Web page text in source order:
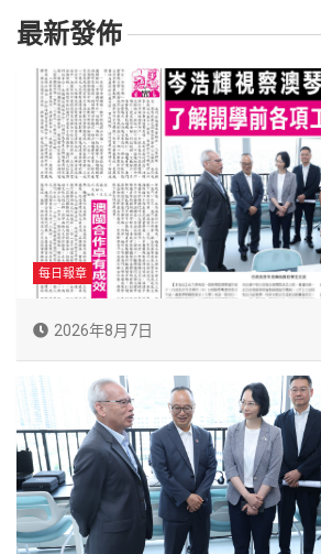
最新發佈
每日報章
2026年8月7日